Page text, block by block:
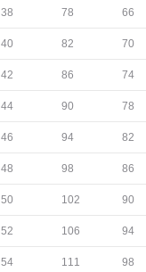
38 78 66
40 82 70
42 86 74
44 90 78
46 94 82
48 98 86
50 102 90
52 106 94
54 111 98